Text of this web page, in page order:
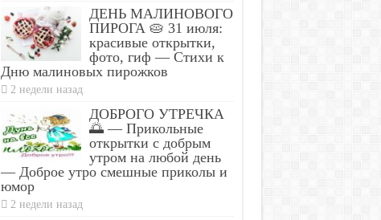
ДЕНЬ МАЛИНОВОГО
ПИРОГА 🥧 31 июля:
красивые открытки,
фото, гиф — Стихи к
Дню малиновых пирожков
2 недели назад
ДОБРОГО УТРЕЧКА
🌅 — Прикольные
открытки с добрым
утром на любой день
— Доброе утро смешные приколы и
юмор
2 недели назад